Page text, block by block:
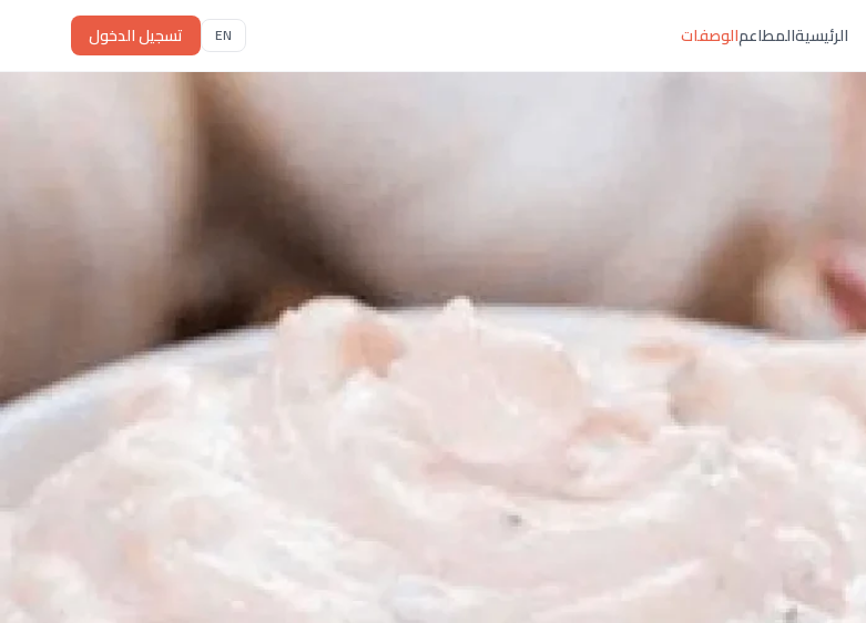
الرئيسيةالمطاعمالوصفات EN تسجيل الدخول